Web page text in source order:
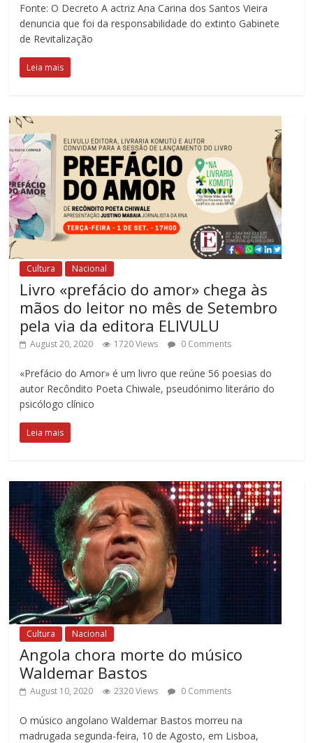
Fonte: O Decreto A actriz Ana Carina dos Santos Vieira
denuncia que foi da responsabilidade do extinto Gabinete
de Revitalização
Leia mais
Cultura Nacional
Livro «prefácio do amor» chega às
mãos do leitor no mês de Setembro
pela via da editora ELIVULU
August 20, 2020 1720 Views 0 Comments
«Prefácio do Amor» é um livro que reúne 56 poesias do
autor Recôndito Poeta Chiwale, pseudónimo literário do
psicólogo clínico
Leia mais
Cultura Nacional
Angola chora morte do músico
Waldemar Bastos
August 10, 2020 2320 Views 0 Comments
O músico angolano Waldemar Bastos morreu na
madrugada segunda-feira, 10 de Agosto, em Lisboa,